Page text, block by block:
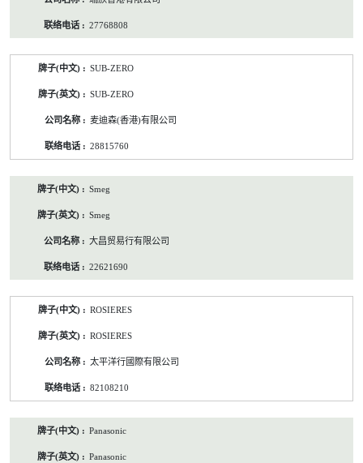
27768808
SUB-ZERO
SUB-ZERO
麦迪森(香港)有限公司
28815760
Smeg
Smeg
大昌贸易行有限公司
22621690
ROSIERES
ROSIERES
太平洋行國際有限公司
82108210
Panasonic
Panasonic